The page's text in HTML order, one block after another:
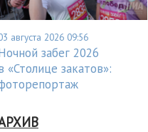
августа 2026 09:56
забег 2026
«Столице закатов»: